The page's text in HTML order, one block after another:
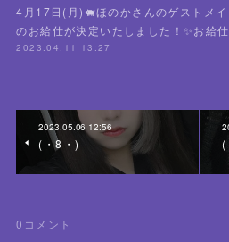
4月17日(月)🐖ほのかさんのゲストメイ
のお給仕が決定いたしました！✨お給
2023.04.11 13:27
2023.05.06 12:56
(・8・) (
0 コメント